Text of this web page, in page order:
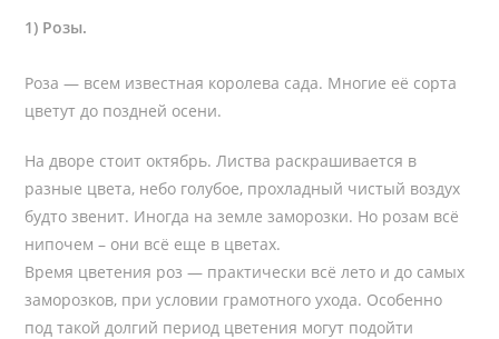
1) Розы.
Роза — всем известная королева сада. Многие её сорта
цветут до поздней осени.
На дворе стоит октябрь. Листва раскрашивается в
разные цвета, небо голубое, прохладный чистый воздух
будто звенит. Иногда на земле заморозки. Но розам всё
нипочем – они всё еще в цветах.
Время цветения роз — практически всё лето и до самых
заморозков, при условии грамотного ухода. Особенно
под такой долгий период цветения могут подойти